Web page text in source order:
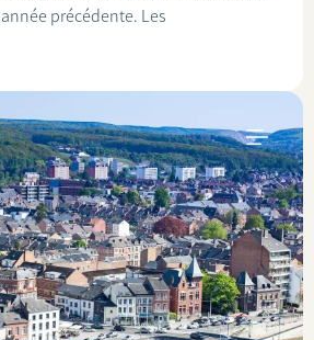
précédente. Les